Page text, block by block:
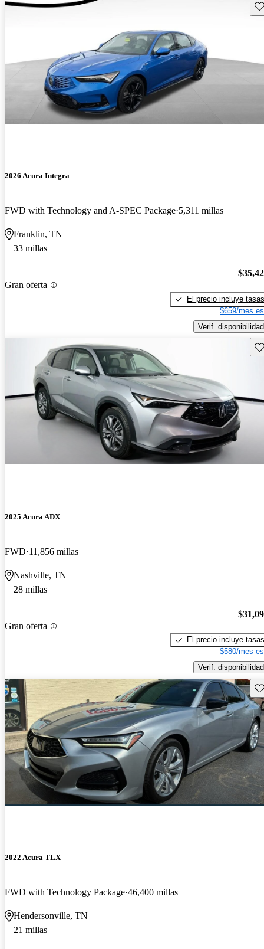
2026 Acura Integra
FWD with Technology and A-SPEC Package 5,311 millas
Franklin, TN
33 millas
Gran oferta
El precio incluye tasas
$659/mes
Verif. disponibilidad
2025 Acura ADX
FWD 11,856 millas
Nashville, TN
28 millas
Gran oferta
El precio incluye tasas
$580/mes
Verif. disponibilidad
2022 Acura TLX
FWD with Technology Package 46,400 millas
Hendersonville, TN
21 millas